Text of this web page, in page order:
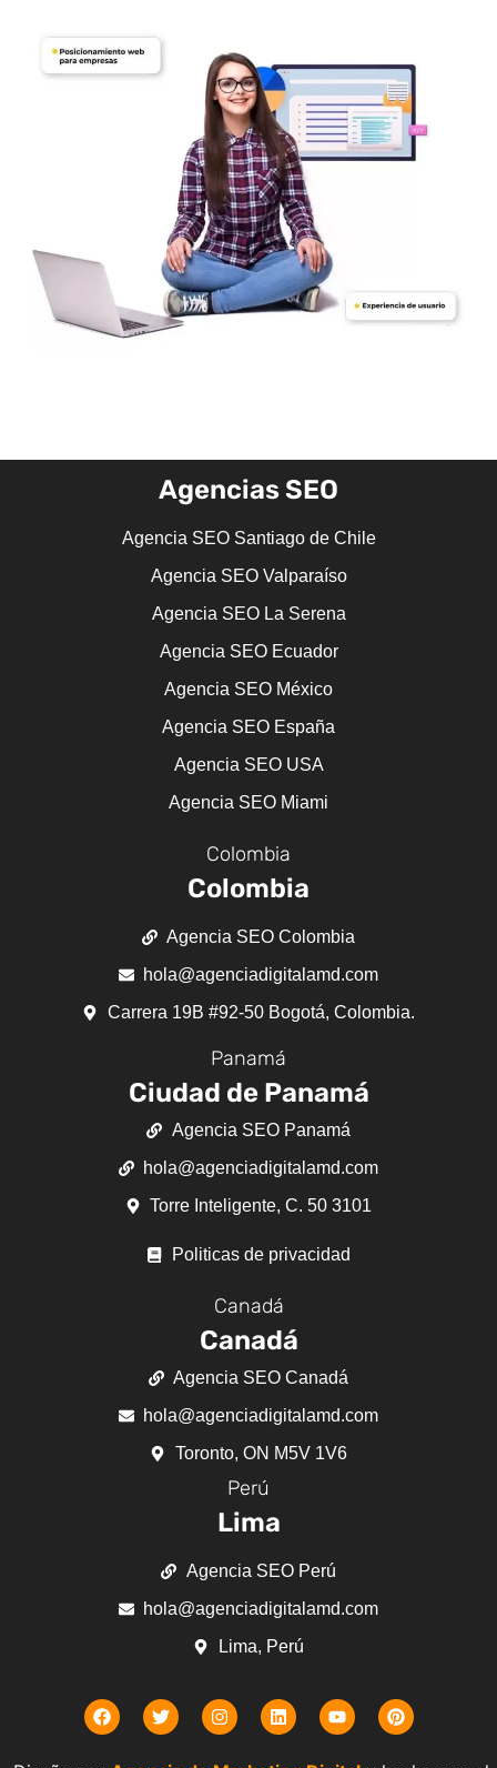
Agencias SEO
Agencia SEO Santiago de Chile
Agencia SEO Valparaíso
Agencia SEO La Serena
Agencia SEO Ecuador
Agencia SEO México
Agencia SEO España
Agencia SEO USA
Agencia SEO Miami
Colombia
Colombia
Agencia SEO Colombia
hola@agenciadigitalamd.com
Carrera 19B #92-50 Bogotá, Colombia.
Panamá
Ciudad de Panamá
Agencia SEO Panamá
hola@agenciadigitalamd.com
Torre Inteligente, C. 50 3101
Politicas de privacidad
Canadá
Canadá
Agencia SEO Canadá
hola@agenciadigitalamd.com
Toronto, ON M5V 1V6
Perú
Lima
Agencia SEO Perú
hola@agenciadigitalamd.com
Lima, Perú